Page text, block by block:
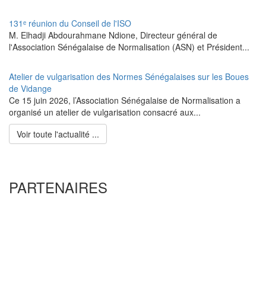
131ᵉ réunion du Conseil de l'ISO
M. Elhadji Abdourahmane Ndione, Directeur général de
l'Association Sénégalaise de Normalisation (ASN) et Président...
Atelier de vulgarisation des Normes Sénégalaises sur les Boues
de Vidange
Ce 15 juin 2026, l’Association Sénégalaise de Normalisation a
organisé un atelier de vulgarisation consacré aux...
Voir toute l'actualité ...
PARTENAIRES